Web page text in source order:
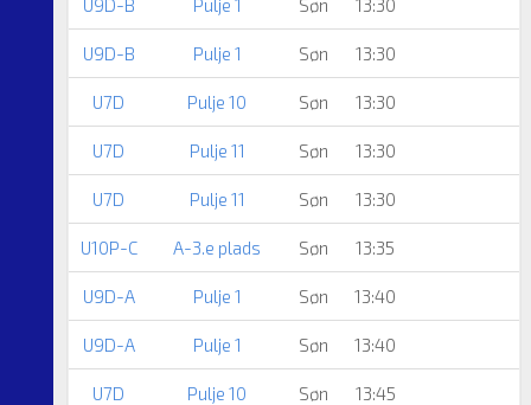
U9D-B Pulje 1 Søn 13:30
U7D Pulje 10 Søn 13:30
U7D Pulje 11 Søn 13:30
U7D Pulje 11 Søn 13:30
U10P-C A-3.e plads Søn 13:35
U9D-A Pulje 1 Søn 13:40
U9D-A Pulje 1 Søn 13:40
U7D Pulje 10 Søn 13:45